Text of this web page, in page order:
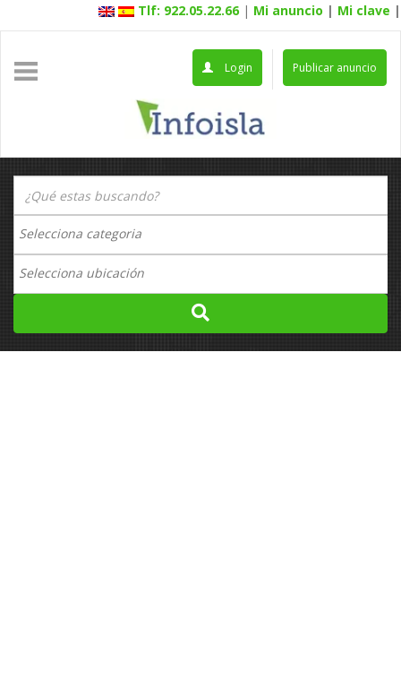
Tlf: 922.05.22.66 | Mi anuncio | Mi clave |
Publicar anuncio
Login